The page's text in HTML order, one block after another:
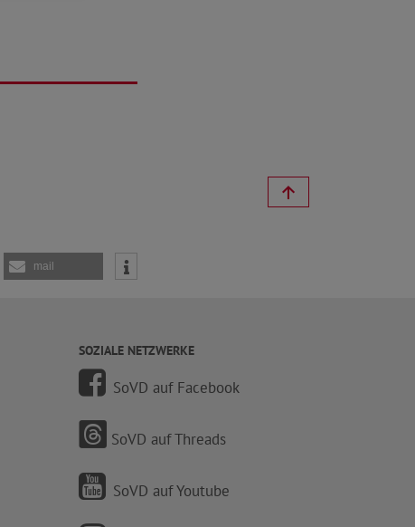
mail
SOZIALE NETZWERKE
SoVD auf Facebook
SoVD auf Threads
SoVD auf Youtube